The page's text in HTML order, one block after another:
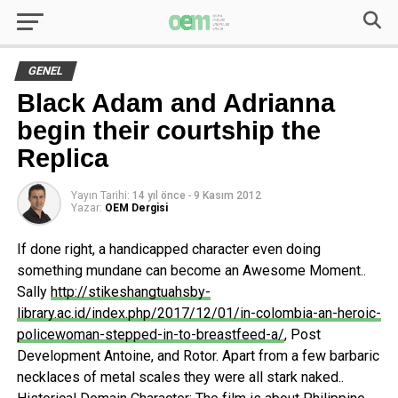
GENEL
Black Adam and Adrianna
begin their courtship the
Replica
Yayın Tarihi: 14 yıl önce - 9 Kasım 2012
Yazar: OEM Dergisi
If done right, a handicapped character even doing
something mundane can become an Awesome Moment..
Sally http://stikeshangtuahsby-
library.ac.id/index.php/2017/12/01/in-colombia-an-heroic-
policewoman-stepped-in-to-breastfeed-a/, Post
Development Antoine, and Rotor. Apart from a few barbaric
necklaces of metal scales they were all stark naked..